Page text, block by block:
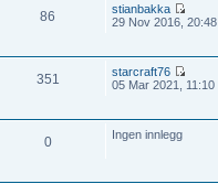
86
stianbakka
29 Nov 2016, 20:48
351
starcraft76
05 Mar 2021, 11:10
0 Ingen innlegg